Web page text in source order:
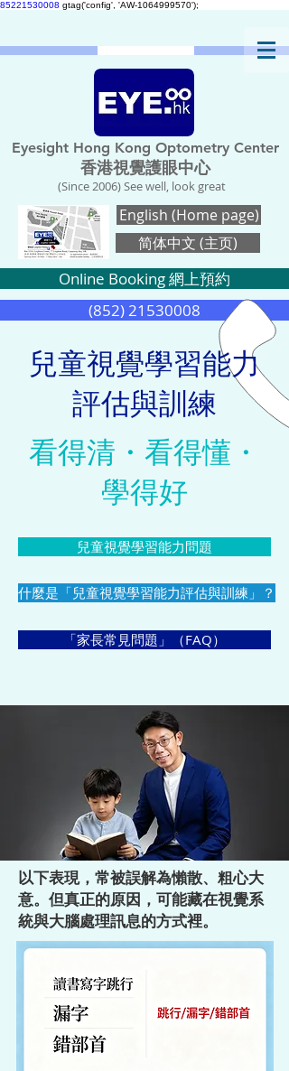
85221530008 gtag('config', 'AW-1064999570');
Eyesight Hong Kong Optometry Center
香港視覺護眼中心
(Since 2006) See well, look great
English (Home page)
简体中文 (主页)
Online Booking 網上預約
(852) 21530008
兒童視覺學習能力
評估與訓練
看得清・看得懂・
學得好
兒童視覺學習能力問題
什麼是「兒童視覺學習能力評估與訓練」？
「家長常見問題」（FAQ）
以下表現，常被誤解為懶散、粗心大
意。但真正的原因，可能藏在視覺系
統與大腦處理訊息的方式裡。